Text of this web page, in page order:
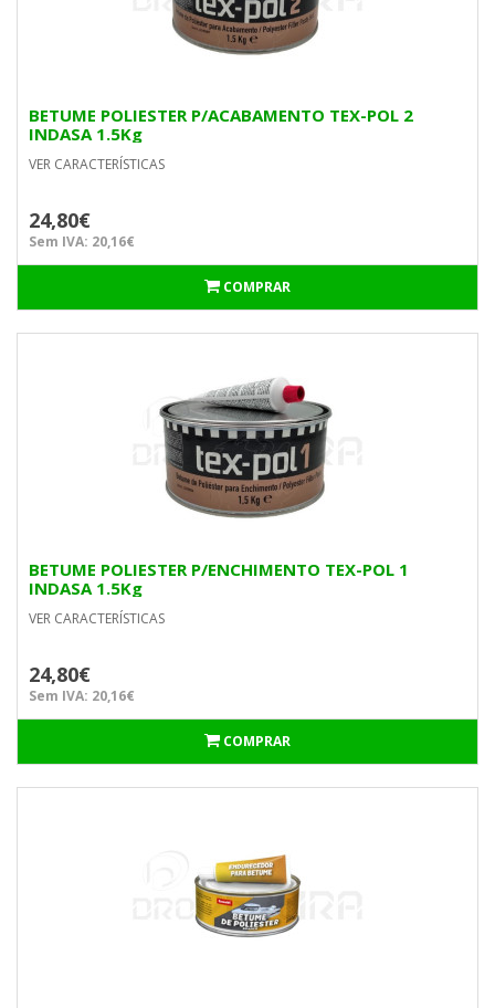
BETUME POLIESTER P/ACABAMENTO TEX-POL 2
INDASA 1.5Kg
VER CARACTERÍSTICAS
24,80€
Sem IVA: 20,16€
COMPRAR
BETUME POLIESTER P/ENCHIMENTO TEX-POL 1
INDASA 1.5Kg
VER CARACTERÍSTICAS
24,80€
Sem IVA: 20,16€
COMPRAR